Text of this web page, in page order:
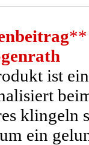
**
ist
klingeln
ein